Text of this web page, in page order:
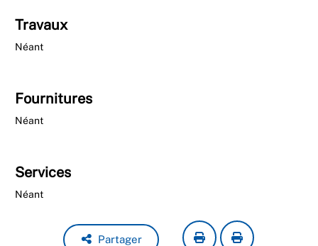
Travaux
Néant
Fournitures
Néant
Services
Néant
Partager